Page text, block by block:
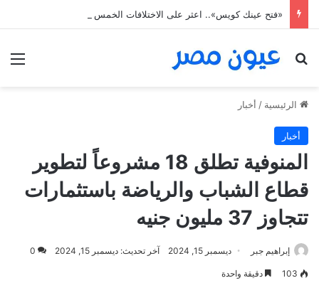
بحث عن
الرئيسية / أخبار
أخبار
المنوفية تطلق 18 مشروعاً لتطوير
قطاع الشباب والرياضة باستثمارات
تتجاوز 37 مليون جنيه
إبراهيم جبر ديسمبر 15, 2024 آخر تحديث: ديسمبر 15, 2024 0
103 دقيقة واحدة